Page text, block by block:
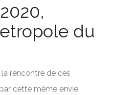
du
la rencontre de ces
cette même envie